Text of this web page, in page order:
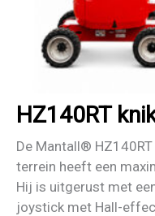
HZ140RT
De Mantall®
terrein heeft een
Hij is uitgerust met
joystick met Hall-